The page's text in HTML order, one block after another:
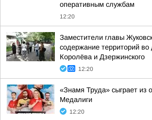
оперативным службам
12:20
Заместители главы
содержание территорий во
Королёва и Дзержинского
12:20
«Знамя Труда» сыграет из
Медалиги
12:20